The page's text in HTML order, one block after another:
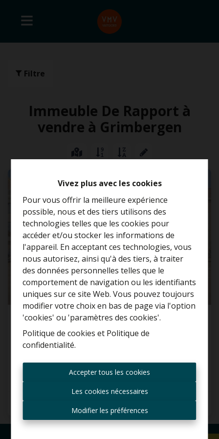
Vivez plus avec les cookies
Pour vous offrir la meilleure expérience
possible, nous et des tiers utilisons des
technologies telles que les cookies pour
accéder et/ou stocker les informations de
l'appareil. En acceptant ces technologies, vous
nous autorisez, ainsi qu'à des tiers, à traiter
des données personnelles telles que le
comportement de navigation ou les identifiants
uniques sur ce site Web. Vous pouvez toujours
modifier votre choix en bas de page via l'option
'cookies' ou 'paramètres des cookies'.
Politique de cookies et Politique de
confidentialité.
Accepter tous les cookies
Les cookies nécessaires
Modifier les préférences
Filtre
Immeuble De Rapport à
vendre à Grimbergen
Retour de la propriété
Singel 70, 1853 Grimbergen
€ 1.075.000
Curieux de connaître la
valeur de votre maison ?
Estimation gratuite
Toujours être le premier
informé des nouvelles
offres ?
mail